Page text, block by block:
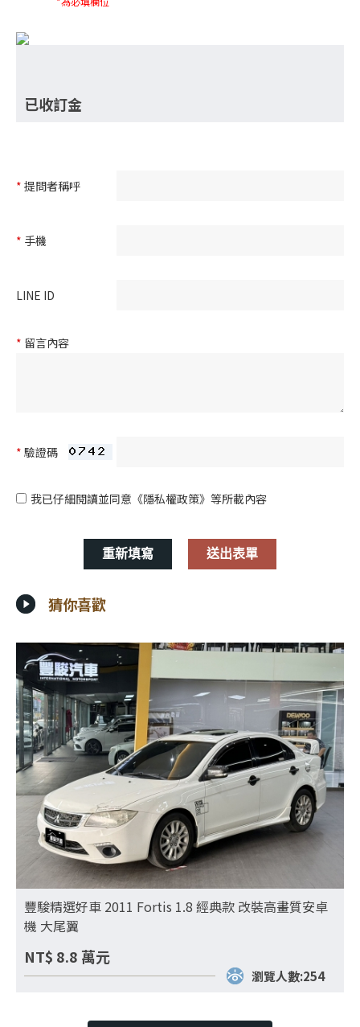
已收訂金
* 提問者稱呼
* 手機
LINE ID
* 留言內容
* 驗證碼
我已仔細閱讀並同意 《隱私權政策》 等所載內容
猜你喜歡
豐駿精選好車 2011 Fortis 1.8 經典款 改裝高畫質安卓
機 大尾翼
NT$ 8.8 萬元
瀏覽人數:254